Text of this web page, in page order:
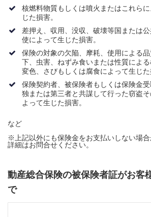
核燃料物質もしくは噴火またはこれら
じた損害。
差押え、収用、没収、破壊等国または
使によって生じた損害。
保険の対象の欠陥、摩耗、使用による
下、虫害、ねずみ食いまたは性質による
変色、さびもしくは腐食によって生じた
保険契約者、被保険者もしくは保険金
独または第三者と共謀して行った窃盗
よって生じた損害。
など
※上記以外にも保険金をお支払いしない場合
詳細はお問合せください。
動産総合保険の被保険者証がお客
で